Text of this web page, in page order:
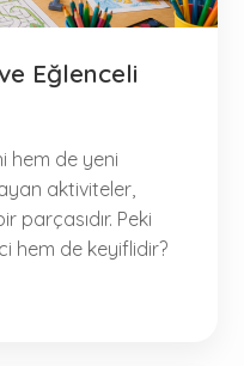
Eğlenceli
hem de yeni
aktiviteler,
parçasıdır. Peki
hem de keyiflidir?